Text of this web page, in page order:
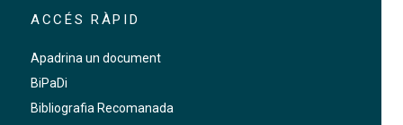
ACCÉS RÀPID
Apadrina un document
BiPaDi
Bibliografia Recomanada